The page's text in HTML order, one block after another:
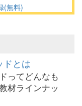
(無料)
ドとは
ってどんなも
材ラインナッ